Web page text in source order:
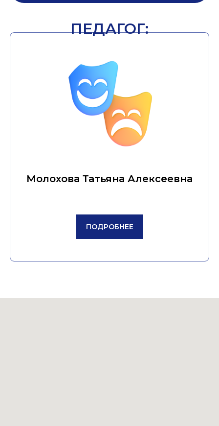
ПЕДАГОГ:
Молохова Татьяна Алексеевна
ПОДРОБНЕЕ